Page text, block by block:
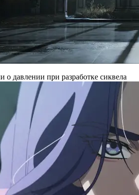
о давлении при разработке сиквела